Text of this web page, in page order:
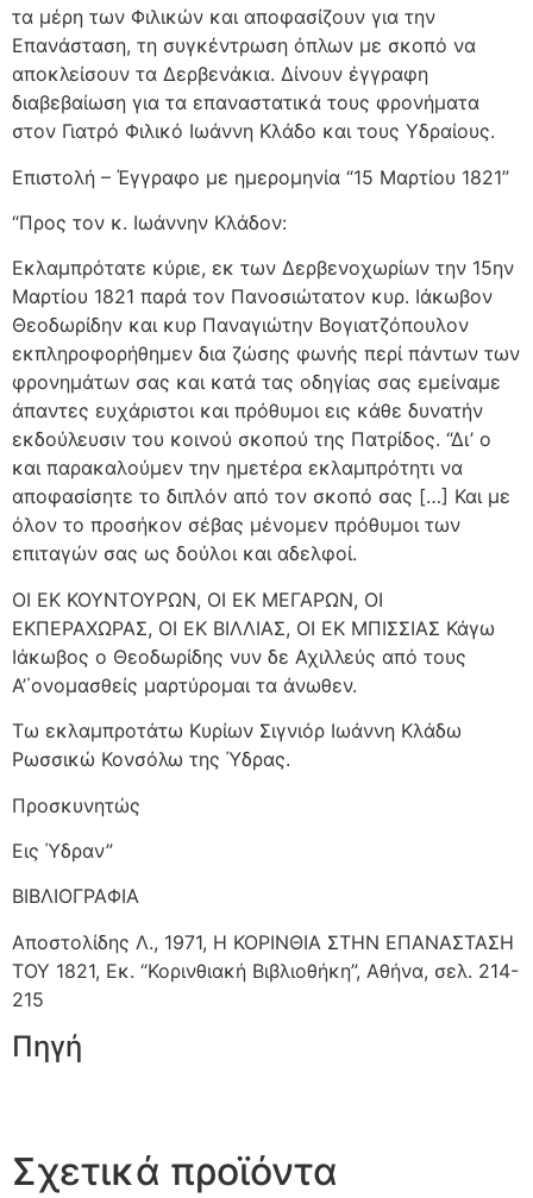
τα μέρη των Φιλικών και αποφασίζουν για την
Επανάσταση, τη συγκέντρωση όπλων με σκοπό να
αποκλείσουν τα Δερβενάκια. Δίνουν έγγραφη
διαβεβαίωση για τα επαναστατικά τους φρονήματα
στον Γιατρό Φιλικό Ιωάννη Κλάδο και τους Υδραίους.
Επιστολή – Έγγραφο με ημερομηνία “15 Μαρτίου 1821”
“Προς τον κ. Ιωάννην Κλάδον:
Εκλαμπρότατε κύριε, εκ των Δερβενοχωρίων την 15ην
Μαρτίου 1821 παρά τον Πανοσιώτατον κυρ. Ιάκωβον
Θεοδωρίδην και κυρ Παναγιώτην Βογιατζόπουλον
εκπληροφορήθημεν δια ζώσης φωνής περί πάντων των
φρονημάτων σας και κατά τας οδηγίας σας εμείναμε
άπαντες ευχάριστοι και πρόθυμοι εις κάθε δυνατήν
εκδούλευσιν του κοινού σκοπού της Πατρίδος. “Δι’ ο
και παρακαλούμεν την ημετέρα εκλαμπρότητι να
αποφασίσητε το διπλόν από τον σκοπό σας […] Και με
όλον το προσήκον σέβας μένομεν πρόθυμοι των
επιταγών σας ως δούλοι και αδελφοί.
ΟΙ ΕΚ ΚΟΥΝΤΟΥΡΩΝ, ΟΙ ΕΚ ΜΕΓΑΡΩΝ, ΟΙ
ΕΚΠΕΡΑΧΩΡΑΣ, ΟΙ ΕΚ ΒΙΛΛΙΑΣ, ΟΙ ΕΚ ΜΠΙΣΣΙΑΣ Κάγω
Ιάκωβος ο Θεοδωρίδης νυν δε Αχιλλεύς από τους
Α’΄ονομασθείς μαρτύρομαι τα άνωθεν.
Τω εκλαμπροτάτω Κυρίων Σιγνιόρ Ιωάννη Κλάδω
Ρωσσικώ Κονσόλω της Ύδρας.
Προσκυνητώς
Εις Ύδραν”
ΒΙΒΛΙΟΓΡΑΦΙΑ
Αποστολίδης Λ., 1971, Η ΚΟΡΙΝΘΙΑ ΣΤΗΝ ΕΠΑΝΑΣΤΑΣΗ
ΤΟΥ 1821, Εκ. “Κορινθιακή Βιβλιοθήκη”, Αθήνα, σελ. 214-
215
Πηγή
Σχετικά προϊόντα